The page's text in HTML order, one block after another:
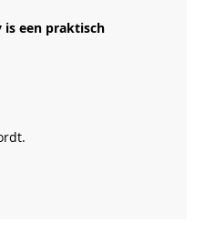
is een praktisch